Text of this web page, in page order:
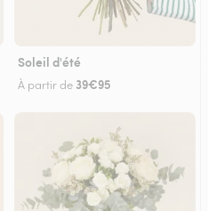
Soleil d'été
À partir de 39€95